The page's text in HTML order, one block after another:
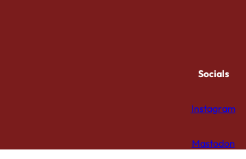
Socials
Instagram
Mastodon